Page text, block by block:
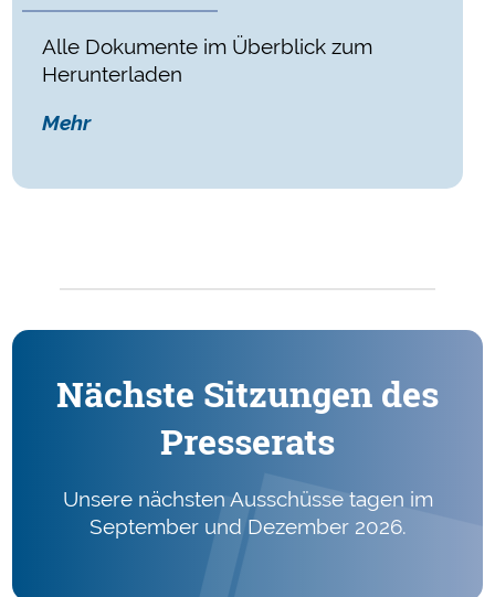
Alle Dokumente im Überblick zum
Herunterladen
Mehr
Nächste Sitzungen des
Presserats
Unsere nächsten Ausschüsse tagen im
September und Dezember 2026.